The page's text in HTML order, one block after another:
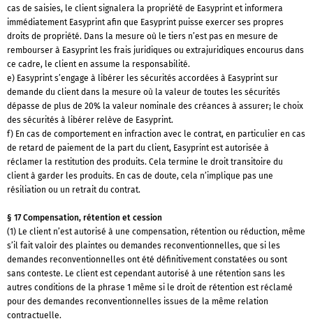
cas de saisies, le client signalera la propriété de Easyprint et informera
immédiatement Easyprint afin que Easyprint puisse exercer ses propres
droits de propriété. Dans la mesure où le tiers n’est pas en mesure de
rembourser à Easyprint les frais juridiques ou extrajuridiques encourus dans
ce cadre, le client en assume la responsabilité.
e) Easyprint s’engage à libérer les sécurités accordées à Easyprint sur
demande du client dans la mesure où la valeur de toutes les sécurités
dépasse de plus de 20% la valeur nominale des créances à assurer; le choix
des sécurités à libérer relève de Easyprint.
f) En cas de comportement en infraction avec le contrat, en particulier en cas
de retard de paiement de la part du client, Easyprint est autorisée à
réclamer la restitution des produits. Cela termine le droit transitoire du
client à garder les produits. En cas de doute, cela n’implique pas une
résiliation ou un retrait du contrat.
§ 17 Compensation, rétention et cession
(1) Le client n’est autorisé à une compensation, rétention ou réduction, même
s’il fait valoir des plaintes ou demandes reconventionnelles, que si les
demandes reconventionnelles ont été définitivement constatées ou sont
sans conteste. Le client est cependant autorisé à une rétention sans les
autres conditions de la phrase 1 même si le droit de rétention est réclamé
pour des demandes reconventionnelles issues de la même relation
contractuelle.